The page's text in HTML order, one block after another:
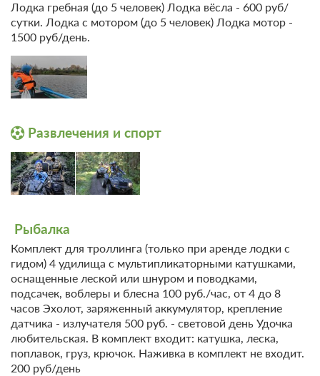
Лодка гребная (до 5 человек) Лодка вёсла - 600 руб/
сутки. Лодка с мотором (до 5 человек) Лодка мотор -
1500 руб/день.
Развлечения и спорт
Рыбалка
Комплект для троллинга (только при аренде лодки с
гидом) 4 удилища с мультипликаторными катушками,
оснащенные леской или шнуром и поводками,
подсачек, воблеры и блесна 100 руб./час, от 4 до 8
часов Эхолот, заряженный аккумулятор, крепление
датчика - излучателя 500 руб. - световой день Удочка
любительская. В комплект входит: катушка, леска,
поплавок, груз, крючок. Наживка в комплект не входит.
200 руб/день